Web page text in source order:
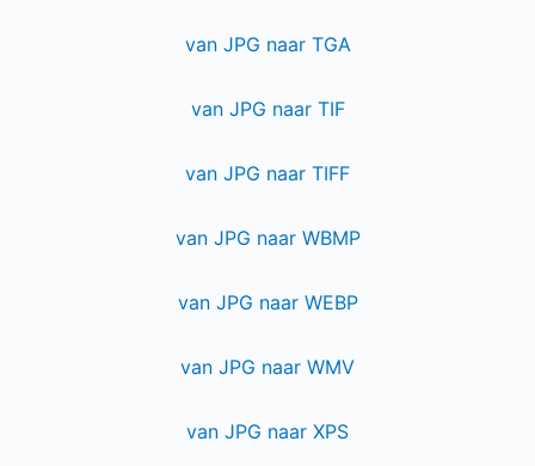
van JPG naar TGA
van JPG naar TIF
van JPG naar TIFF
van JPG naar WBMP
van JPG naar WEBP
van JPG naar WMV
van JPG naar XPS